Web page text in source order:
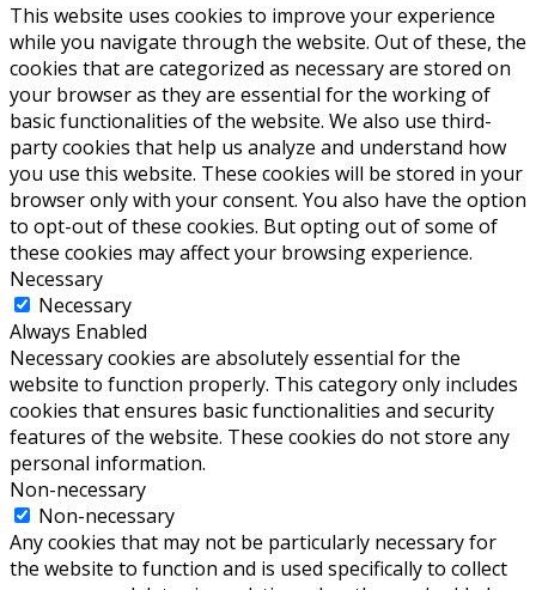
This website uses cookies to improve your experience
while you navigate through the website. Out of these, the
cookies that are categorized as necessary are stored on
your browser as they are essential for the working of
basic functionalities of the website. We also use third-
party cookies that help us analyze and understand how
you use this website. These cookies will be stored in your
browser only with your consent. You also have the option
to opt-out of these cookies. But opting out of some of
these cookies may affect your browsing experience.
Necessary
Necessary
Always Enabled
Necessary cookies are absolutely essential for the
website to function properly. This category only includes
cookies that ensures basic functionalities and security
features of the website. These cookies do not store any
personal information.
Non-necessary
Non-necessary
Any cookies that may not be particularly necessary for
the website to function and is used specifically to collect